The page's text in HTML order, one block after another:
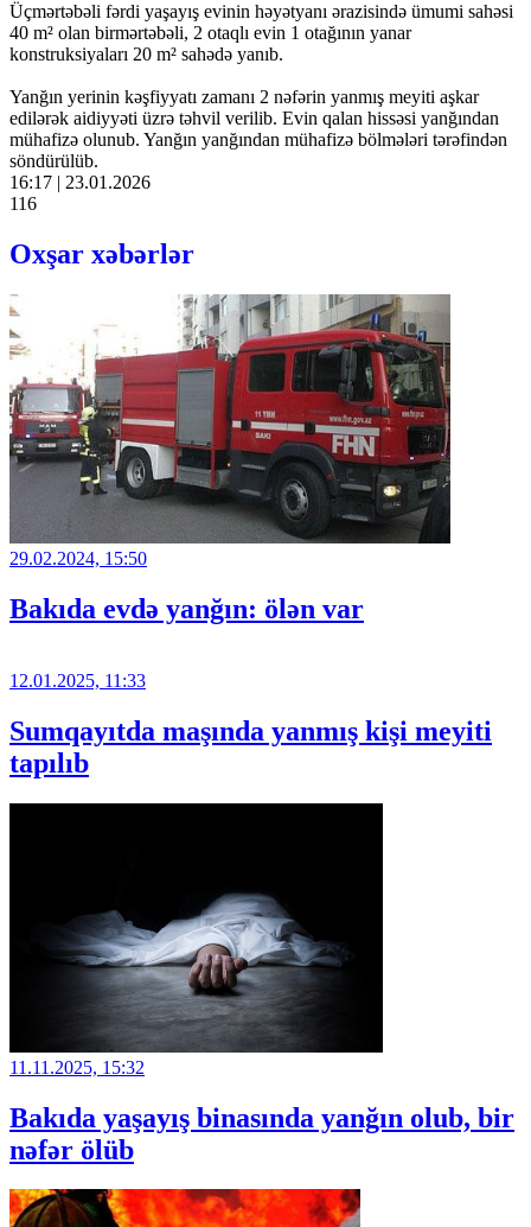
Üçmərtəbəli fərdi yaşayış evinin həyətyanı ərazisində ümumi sahəsi
40 m² olan birmərtəbəli, 2 otaqlı evin 1 otağının yanar
konstruksiyaları 20 m² sahədə yanıb.
Yanğın yerinin kəşfiyyatı zamanı 2 nəfərin yanmış meyiti aşkar
edilərək aidiyyəti üzrə təhvil verilib. Evin qalan hissəsi yanğından
mühafizə olunub. Yanğın yanğından mühafizə bölmələri tərəfindən
söndürülüb.
16:17 | 23.01.2026
116
Oxşar xəbərlər
29.02.2024, 15:50
Bakıda evdə yanğın: ölən var
12.01.2025, 11:33
Sumqayıtda maşında yanmış kişi meyiti
tapılıb
11.11.2025, 15:32
Bakıda yaşayış binasında yanğın olub, bir
nəfər ölüb